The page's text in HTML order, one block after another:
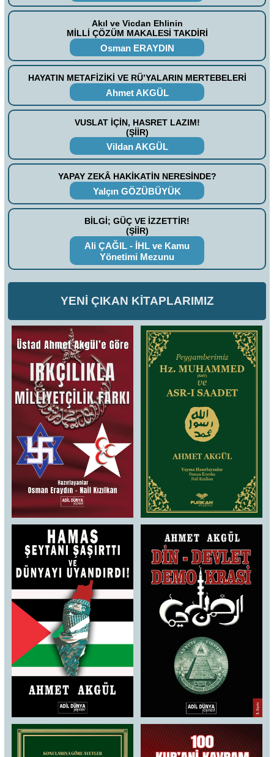
Akıl ve Vicdan Ehlinin
MİLLİ ÇÖZÜM MAKALESİ TAKDİRİ
Osman ERAYDIN
HAYATIN METAFİZİKİ VE RÜ’YALARIN MERTEBELERİ
Ahmet AKGÜL
VUSLAT İÇİN, HASRET LAZIM!
(ŞİİR)
Vildan AKGÜL
YAPAY ZEKÂ HAKİKATİN NERESİNDE?
Yalçın GÖZÜBÜYÜK
BİLGİ; GÜÇ VE İZZETTİR!
(ŞİİR)
Ali ÇAĞIL - İHL ve Kamu
Yönetimi Mezunu
YENİ ÇIKAN KİTAPLARIMIZ